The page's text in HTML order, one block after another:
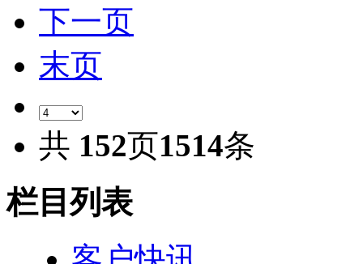
下一页
末页
共 152页1514条
栏目列表